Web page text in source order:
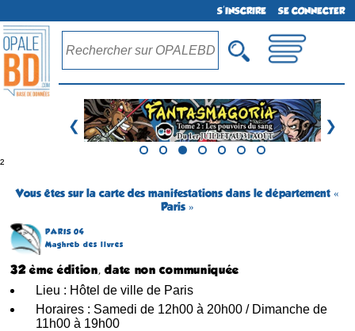
S'INSCRIRE SE CONNECTER
❮ ❯
²
Vous êtes sur la carte des manifestations dans le département «
Paris »
PARIS 04
Maghreb des livres
32 ème édition, date non communiquée
Lieu : Hôtel de ville de Paris
Horaires : Samedi de 12h00 à 20h00 / Dimanche de
11h00 à 19h00